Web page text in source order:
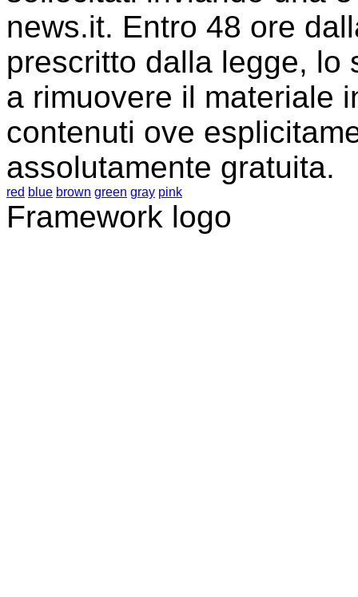
news.it. Entro 48 ore
prescritto dalla legge, lo
a rimuovere il materiale
contenuti ove
assolutamente gratuita.
red blue brown green gray pink
Framework logo